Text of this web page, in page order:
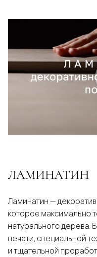
ЛАМИНАТИН
Ламинатин —
которое максимально
натурального дерева.
печати, специальной
и тщательной